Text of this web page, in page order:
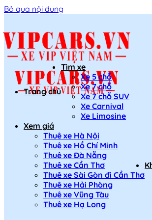
Bỏ qua nội dung
Trang chủ
Tìm xe
Xe 5 chỗ
Xe 7 chỗ
Xe 7 chỗ SUV
Xe Carnival
Xe Limosine
Xem giá
Thuê xe Hà Nội
Thuê xe Hồ Chí Minh
Thuê xe Đà Nẵng
Thuê xe Cần Thơ
Thuê xe Sài Gòn đi Cần Thơ
Thuê xe Hải Phòng
Thuê xe Vũng Tàu
Thuê xe Hạ Long